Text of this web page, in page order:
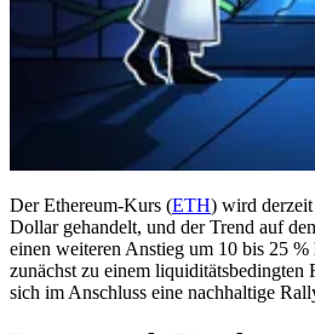
Der Ethereum-Kurs (ETH) wird
Dollar gehandelt, und der Trend auf
einen weiteren Anstieg um 10 bis 25
zunächst zu einem liquiditätsbedingten
sich im Anschluss eine nachhaltige